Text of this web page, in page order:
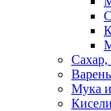
Сахар,
Мука
Кисели